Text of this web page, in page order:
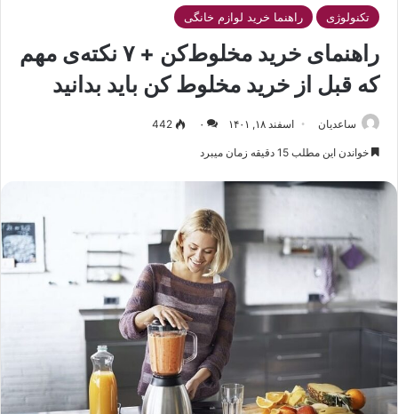
تکنولوژی راهنما خرید لوازم خانگی
راهنمای خرید مخلوط‌کن + ۷ نکته‌ی مهم
که قبل از خرید مخلوط‌‌‎‌‌‌‌‌‎‌ کن باید بدانید
ساعدیان اسفند ۱۸, ۱۴۰۱ ۰ 442
خواندن این مطلب 15 دقیقه زمان میبرد